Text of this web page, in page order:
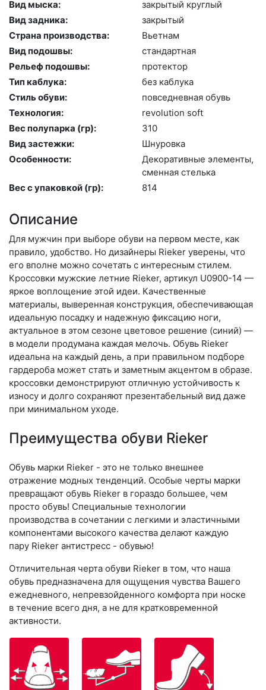
Вид мыска:
зак­ры­тый круг­лый
Вид задника:
зак­ры­тый
Страна производства:
Вь­ет­нам
Вид подошвы:
стан­дарт­ная
Рельеф подошвы:
про­тек­тор
Тип каблука:
без каб­лу­ка
Стиль обуви:
пов­седнев­ная обувь
Технология:
re­volu­ti­on soft
Вес полупарка (гр):
310
Вид застежки:
Шну­ров­ка
Особенности:
Де­кора­тив­ные эле­мен­ты,
смен­ная стель­ка
Вес с упаковкой (гр):
814
Описание
Для мужчин при выборе обуви на первом месте, как
правило, удобство. Но дизайнеры Rieker уверены, что
его вполне можно сочетать с интересным стилем.
Кроссовки мужские летние Rieker, артикул U0900-14 —
яркое воплощение этой идеи. Качественные
материалы, выверенная конструкция, обеспечивающая
идеальную посадку и надежную фиксацию ноги,
актуальное в этом сезоне цветовое решение (синий) —
в модели продумана каждая мелочь. Обувь Rieker
идеальна на каждый день, а при правильном подборе
гардероба может стать и заметным акцентом в образе.
кроссовки демонстрируют отличную устойчивость к
износу и долго сохраняют презентабельный вид даже
при минимальном уходе.
Преимущества обуви Rieker
Обувь марки Rieker - это не только внешнее
отражение модных тенденций. Особые черты марки
превращают обувь Rieker в гораздо большее, чем
просто обувь! Специальные технологии
производства в сочетании с легкими и эластичными
компонентами высокого качества делают каждую
пару Rieker антистресс - обувью!
Отличительная черта обуви Rieker в том, что наша
обувь предназначена для ощущения чувства Вашего
ежедневного, непревзойденного комфорта при носке
в течение всего дня, а не для кратковременной
активности.